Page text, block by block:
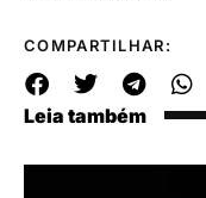
COMPARTILHAR:
Leia também